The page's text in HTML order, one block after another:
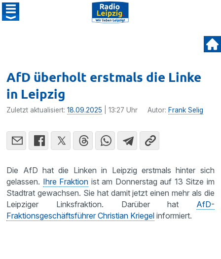
AfD überholt erstmals die Linke
in Leipzig
Zuletzt aktualisiert:18.09.2025 | 13:27 Uhr Autor: Frank Selig
Die AfD hat die Linken in Leipzig erstmals hinter sich
gelassen. Ihre Fraktion ist am Donnerstag auf 13 Sitze im
Stadtrat gewachsen. Sie hat damit jetzt einen mehr als die
Leipziger Linksfraktion. Darüber hat AfD-
Fraktionsgeschäftsführer Christian Kriegel informiert.